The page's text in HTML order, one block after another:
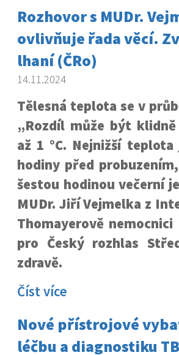
Rozhovor s MUDr.
ovlivňuje řada věcí.
lhaní (ČRo)
14.11.2024
Tělesná teplota se v
„Rozdíl může být klidně
až 1 °C. Nejnižší
hodiny před
šestou hodinou večerní
MUDr. Jiří Vejmelka z
Thomayerově
pro Český rozhlas
zdravě.
Číst více
Nové přístrojové
léčbu a diagnostiku